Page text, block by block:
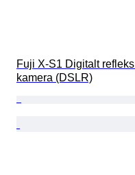
Fuji X-S1 Digitalt refleks
kamera (DSLR)